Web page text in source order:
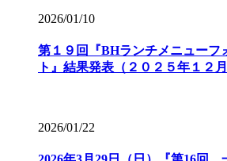
2026/01/10
第１９回『BHランチメニューフ
ト』結果発表（２０２５年１２月
2026/01/22